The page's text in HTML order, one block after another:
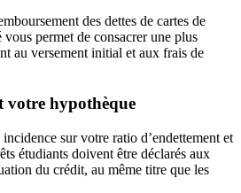
des dettes de cartes de
permet de consacrer une plus
au versement initial et aux frais de
votre hypothèque
sur votre ratio d’endettement et
étudiants doivent être déclarés aux
du crédit, au même titre que les